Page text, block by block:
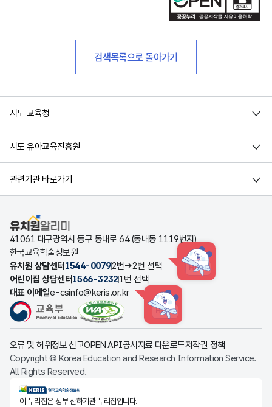
검색목록으로 돌아가기
시도 교육청
시도 유아교육진흥원
관련기관 바로가기
유치원알리미
41061 대구광역시 동구 동내로 64 (동내동 1119번지)
한국교육학술정보원
유치원 상담센터 1544-00792번→2번 선택 HINT
어린이집 상담센터1566-32321번 선택
대표 이메일e-csinfo@keris.or.kr
HINT
오류 및 허위정보 신고OPEN API공시자료 다운로드저작권 정책
Copyright © Korea Education and Research Information Service.
All Rights Reserved.
KERIS한국교육학술정보원
이 누리집은 정부 산하기관 누리집입니다.